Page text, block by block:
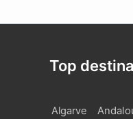
Top
Algarve